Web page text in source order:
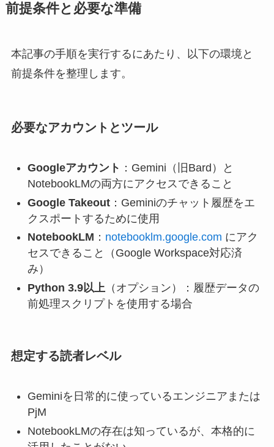
前提条件と必要な準備
本記事の手順を実行するにあたり、以下の環境と
前提条件を整理します。
必要なアカウントとツール
Googleアカウント ：Gemini（旧Bard）と
NotebookLMの両方にアクセスできること
Google Takeout：Geminiのチャット履歴をエ
クスポートするために使用
NotebookLM ： notebooklm.google.com にアク
セスできること（Google Workspace対応済
み）
Python 3.9以上 （オプション）：履歴データの
前処理スクリプトを使用する場合
想定する読者レベル
Geminiを日常的に使っているエンジニアまたは
PjM
NotebookLMの存在は知っているが、本格的に